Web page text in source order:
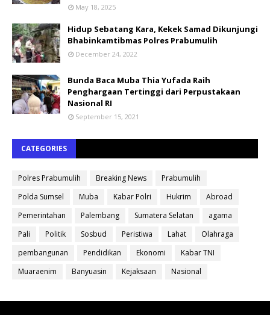
May 18, 2025
Hidup Sebatang Kara, Kekek Samad Dikunjungi
Bhabinkamtibmas Polres Prabumulih
December 24, 2022
Bunda Baca Muba Thia Yufada Raih
Penghargaan Tertinggi dari Perpustakaan
Nasional RI
September 15, 2021
CATEGORIES
Polres Prabumulih Breaking News
Prabumulih
Polda Sumsel
Muba Kabar Polri Hukrim
Abroad
Pemerintahan
Palembang Sumatera Selatan
agama
Pali
Politik Sosbud Peristiwa Lahat
Olahraga
pembangunan
Pendidikan Ekonomi
Kabar TNI
Muaraenim
Banyuasin Kejaksaan Nasional